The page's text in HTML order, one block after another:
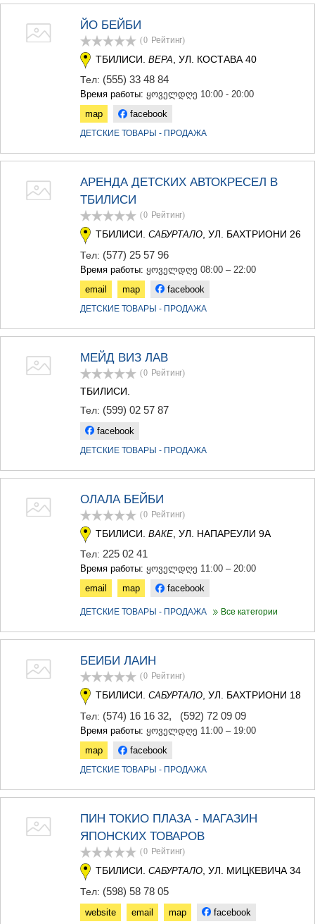
АСПИНДЗА
АХАЛКАЛАКИ
НИНОЦМИНДА
АБАСТУМАНИ
КВЕМО КАРТЛИ
БОЛНИСИ
ДМАНИСИ
ТЕТРИЦКАРО
ГРУЗИЯ
ЙО БЕЙБИ
(0 Рейтинг)
ТБИЛИСИ. ВЕРА , УЛ. КОСТАВА 40
Тел: (555) 33 48 84
Время работы: ყოველდღე 10:00 - 20:00
map
facebook
ДЕТСКИЕ ТОВАРЫ - ПРОДАЖА
АРЕНДА ДЕТСКИХ АВТОКРЕСЕЛ В
ТБИЛИСИ
(0 Рейтинг)
ТБИЛИСИ. САБУРТАЛО, УЛ. БАХТРИОНИ 26
Тел: (577) 25 57 96
Время работы: ყოველდღე 08:00 – 22:00
email
map facebook
ДЕТСКИЕ ТОВАРЫ - ПРОДАЖА
МЕЙД ВИЗ ЛАВ
(0 Рейтинг)
ТБИЛИСИ.
Тел: (599) 02 57 87
facebook
ДЕТСКИЕ ТОВАРЫ - ПРОДАЖА
ОЛАЛА БЕЙБИ
(0 Рейтинг)
ТБИЛИСИ. ВАКЕ , УЛ. НАПАРЕУЛИ 9А
Тел: 225 02 41
Время работы: ყოველდღე 11:00 – 20:00
email
map facebook
ДЕТСКИЕ ТОВАРЫ - ПРОДАЖА Все категории
БЕИБИ ЛАИН
(0 Рейтинг)
ТБИЛИСИ. САБУРТАЛО, УЛ. БАХТРИОНИ 18
Тел: (574) 16 16 32, (592) 72 09 09
Время работы: ყოველდღე 11:00 – 19:00
map
facebook
ДЕТСКИЕ ТОВАРЫ - ПРОДАЖА
ПИН ТОКИО ПЛАЗА - МАГАЗИН
ЯПОНСКИХ ТОВАРОВ
(0 Рейтинг)
ТБИЛИСИ. САБУРТАЛО , УЛ. МИЦКЕВИЧА 34
Тел: (598) 58 78 05
website email map facebook